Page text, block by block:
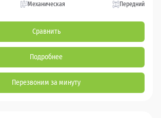
Механическая Передний
Сравнить
Подробнее
Перезвоним за минуту